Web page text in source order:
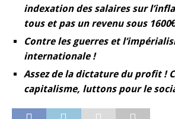
indexation des salaires sur
tous et pas un revenu sous
Contre les guerres et
internationale !
Assez de la dictature du profit !
capitalisme, luttons pour le